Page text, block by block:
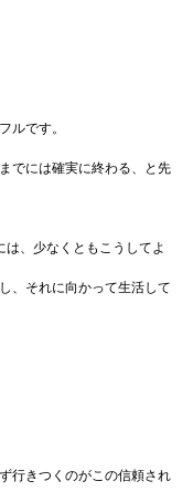
ルです。
でには確実に終わる、と先
、少なくともこうしてよ
、それに向かって生活して
行きつくのがこの信頼され